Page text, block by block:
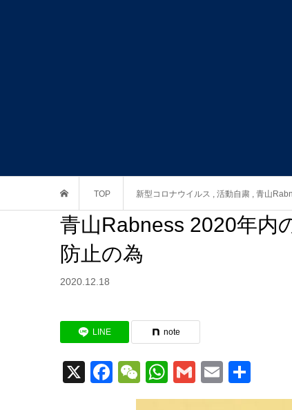
TOP 新型コロナウイルス , 活動自粛 , 青山
青山Rabness 2020年内
防止の為
2020.12.18
LINE note
X Facebook
WeChat
WhatsApp
GmailEmail
有